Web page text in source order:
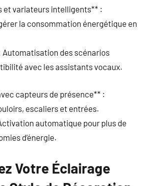
et variateurs intelligents** :
la consommation énergétique en
Automatisation des scénarios
avec les assistants vocaux.
capteurs de présence** :
escaliers et entrées.
automatique pour plus de
d’énergie.
Votre Éclairage